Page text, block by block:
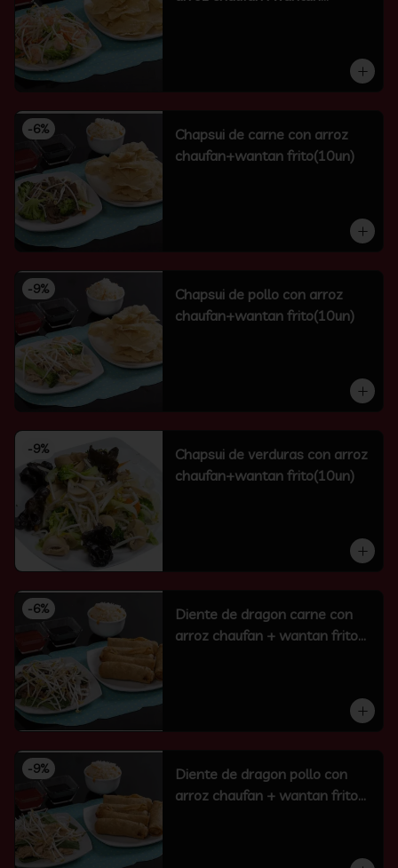
-6%
Chapsui de carne con arroz
chaufan+wantan frito(10un)
-9%
Chapsui de pollo con arroz
chaufan+wantan frito(10un)
-9%
Chapsui de verduras con arroz
chaufan+wantan frito(10un)
-6%
Diente de dragon carne con
arroz chaufan + wantan frito
-9%
Diente de dragon pollo con
arroz chaufan + wantan frito